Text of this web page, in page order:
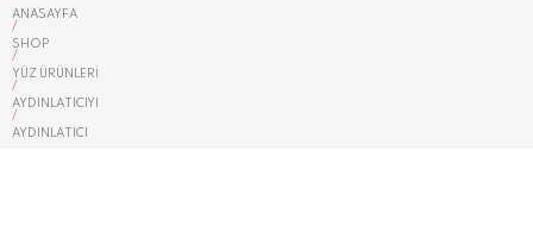
ANASAYFA
/
SHOP
/
YÜZ ÜRÜNLERI
/
AYDINLATICIYI
/
AYDINLATICI